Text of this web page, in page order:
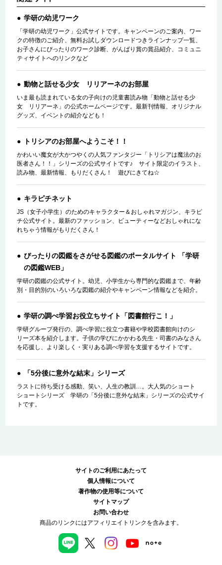
学研の幼児ワーク
「学研の幼児ワーク」公式サイトです。キャンペーンのご案内、ワー
クの特徴のご紹介、無料お試しダウンロードつきラインナップ一覧、
お子さんにぴったりのワーク診断、がんばり賞の賞品紹介、コミュニ
ティサイトへのリンクなど
動物と話せる少女 リリアーネのお部屋
いま最も読まれている女の子向けの児童書読み物「動物と話せる少
女 リリアーネ」の公式ホームページです。最新刊情報、オリジナル
グッズ、イベントの紹介なども！
トリシアのお部屋へようこそ！！
かわいい魔女が大かつやくの人気ファンタジー「トリシアは魔法のお
医者さん！！」シリーズの公式サイトです♪ サイト限定のイラスト、
読み物、最新情報、もりだくさん！ 遊びにきてね☆
キラピチネット
JS（女子小学生）のためのキャラクター＆おしゃれマガジン、キラピ
チ公式サイト。最新のファッション、ビューティーなどおしゃれにな
れちゃう情報がもりだくさん！
ぴったりの図鑑をさがせる図鑑のポータルサイト 「学研
の図鑑WEB」
学研の図鑑の公式サイト。幼児、小学生から専門的な図鑑まで、年齢
別・目的別のいろいろな図鑑の紹介やキャンペーン情報などを紹介。
学研の調べ学習お役立ちサイト「図書館行こ！」
学研グループ発行の、調べ学習に役立つ書籍や学校図書館向けのシ
リーズ本を紹介します。子供の学びにかかわる先生・司書のみなさん
を応援し、より楽しく・実りある調べ学習を支援するサイトです。
「5分後に意外な結末」シリーズ
ラストに待ち受ける感動、笑い、人生の教訓…。大人気のショート
ショートシリーズ 学研の「5分後に意外な結末」シリーズの公式サイ
トです。
サイトのご利用にあたって
個人情報について
著作物の使用等について
サイトマップ
お問い合わせ
商品のリンクにはアフィリエイトリンクを含みます。